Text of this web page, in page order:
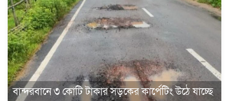
বান্দরবানে ৩ কোটি টাকার সড়কের কার্পেটিং উঠে যাচ্ছে